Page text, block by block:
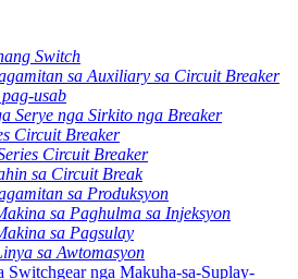
Switch
sa Auxiliary sa Circuit Breaker
usab
Serye nga Sirkito nga Breaker
Circuit Breaker
Circuit Breaker
sa Circuit Break
sa Produksyon
sa Paghulma sa Injeksyon
sa Pagsulay
sa Awtomasyon